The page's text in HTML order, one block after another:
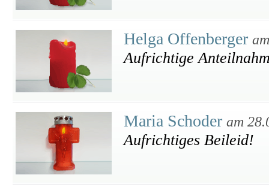
Helga Offenberger
Aufrichtige
Maria Schoder am
Aufrichtiges Beileid!